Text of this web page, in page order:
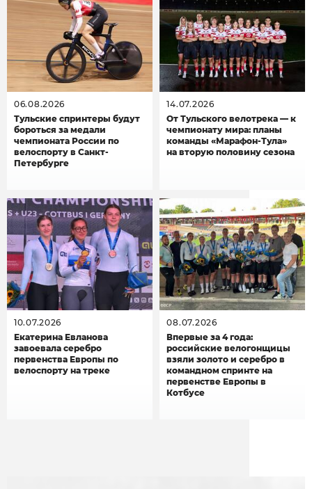
06.08.2026
Тульские спринтеры будут
бороться за медали
чемпионата России по
велоспорту в Санкт-
Петербурге
14.07.2026
От Тульского велотрека — к
чемпионату мира: планы
команды «Марафон-Тула»
на вторую половину сезона
10.07.2026
Екатерина Евланова
завоевала серебро
первенства Европы по
велоспорту на треке
08.07.2026
Впервые за 4 года:
российские велогонщицы
взяли золото и серебро в
командном спринте на
первенстве Европы в
Котбусе